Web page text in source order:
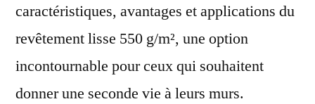
caractéristiques, avantages et applications du
revêtement lisse 550 g/m², une option
incontournable pour ceux qui souhaitent
donner une seconde vie à leurs murs.